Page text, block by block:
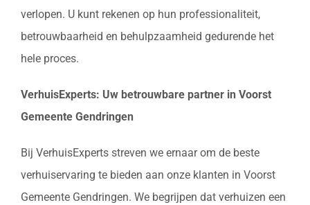
verlopen. U kunt rekenen op hun professionaliteit,
betrouwbaarheid en behulpzaamheid gedurende het
hele proces.
VerhuisExperts: Uw betrouwbare partner in Voorst
Gemeente Gendringen
Bij VerhuisExperts streven we ernaar om de beste
verhuiservaring te bieden aan onze klanten in Voorst
Gemeente Gendringen. We begrijpen dat verhuizen een